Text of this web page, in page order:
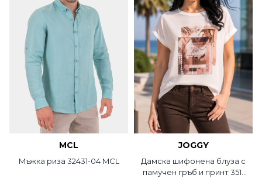
MCL
Mъжка риза 32431-04 MCL
JOGGY
Дамска шифонена блуза с
памучен гръб и принт 351-